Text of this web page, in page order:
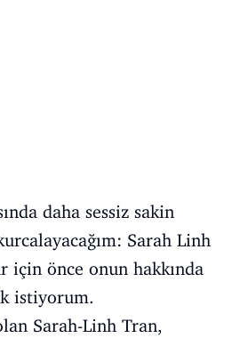
daha sessiz sakin
Sarah Linh
için önce onun hakkında
istiyorum.
Sarah-Linh Tran,